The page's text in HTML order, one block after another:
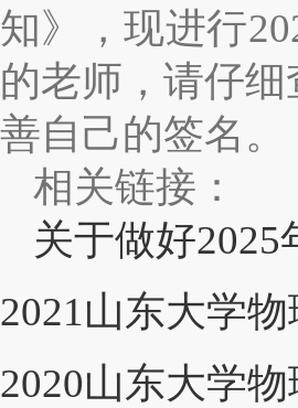
知》，现进行
的老师，请仔
善自己的签名 。
相关链接：
关于做好
2021山东大学
2020山东大学